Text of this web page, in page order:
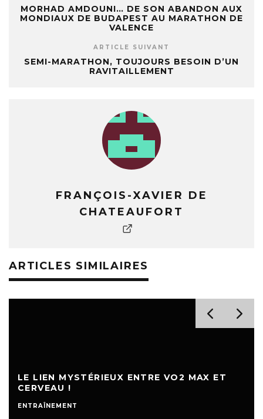
MORHAD AMDOUNI… DE SON ABANDON AUX
MONDIAUX DE BUDAPEST AU MARATHON DE
VALENCE
ARTICLE SUIVANT
SEMI-MARATHON, TOUJOURS BESOIN D’UN
RAVITAILLEMENT
FRANÇOIS-XAVIER DE
CHATEAUFORT
ARTICLES SIMILAIRES
LE LIEN MYSTÉRIEUX ENTRE VO2 MAX ET
CERVEAU !
ENTRAÎNEMENT